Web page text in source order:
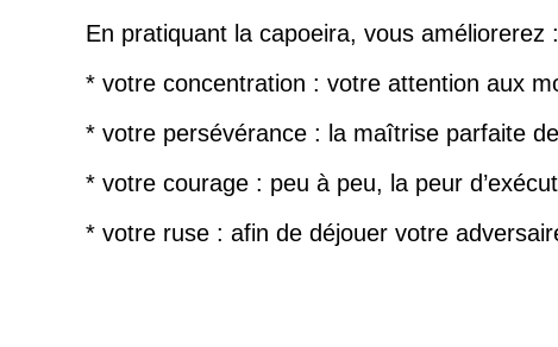
En pratiquant la capoeira, vous améliorerez :
* votre concentration : votre attention aux
* votre persévérance : la maîtrise parfaite
* votre courage : peu à peu, la peur
* votre ruse : afin de déjouer votre